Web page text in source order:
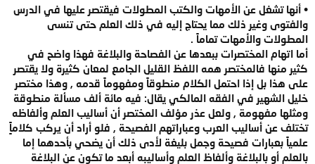
• أنها تشغل عن الأمهات والكتب المطولات فيقتصر عليها في الدرس
والفتوى وغير ذلك مما يحتاج إليه في ذلك العلم حتى تنسى
المطولات والأمهات تماماً .
أما اتهام المختصرات ببعدها عن الفصاحة والبلاغة فهذا واضح في
كثير منها فالمختصر همه اللفظ القليل الجامع لمعان كثيرة ولا يقتصر
على هذا بل إذا احتمل الكلام منطوقاً ومفهوماً قدمه , وهذا مختصر
خليل الشهير في الفقه المالكي يقال: فيه مائة ألف مسألة منطوقة
ومثلها مفهومة , ولعل عذر مؤلف المختصر أن أساليب العلم وألفاظه
تختلف عن أساليب العرب وعباراتهم الفصيحة , فلو أراد أن يركب كلاماًٍ
علمياً بعبارات فصيحة وجمل بليغة لأدى ذلك أن يضحي بأحدهما إما
بالعلم أو بالبلاغة وألفاظ العلم وأساليبه أبعد ما تكون عن البلاغة